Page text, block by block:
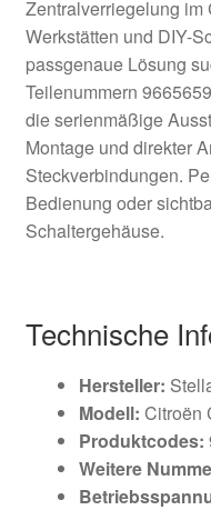
Zentralverriegelung im
Werkstätten und DIY-
passgenaue Lösung
Teilenummern
die serienmäßige
Montage und direkter
Steckverbindungen.
Bedienung oder
Schaltergehäuse.
Technische
Hersteller:
Modell: Citroën
Produktcodes:
Weitere